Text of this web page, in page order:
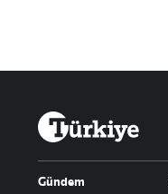
Gündem